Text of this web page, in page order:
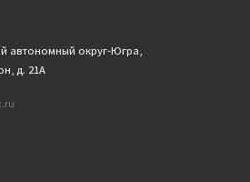
автономный округ-Югра,
д. 21А